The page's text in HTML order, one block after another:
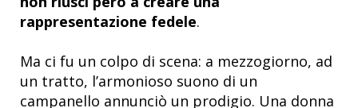
rappresentazione fedele.
Ma ci fu un colpo di scena: a mezzogiorno, ad
un tratto, l’armonioso suono di un
campanello annunciò un prodigio. Una donna